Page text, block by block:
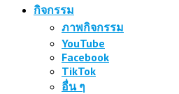
กิจกรรม
ภาพกิจกรรม
YouTube
Facebook
TikTok
อื่น ๆ